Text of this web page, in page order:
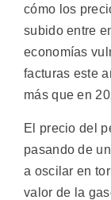
cómo los
subido entre
economías
facturas este
más que en
El precio del
pasando de
a oscilar en
valor de la